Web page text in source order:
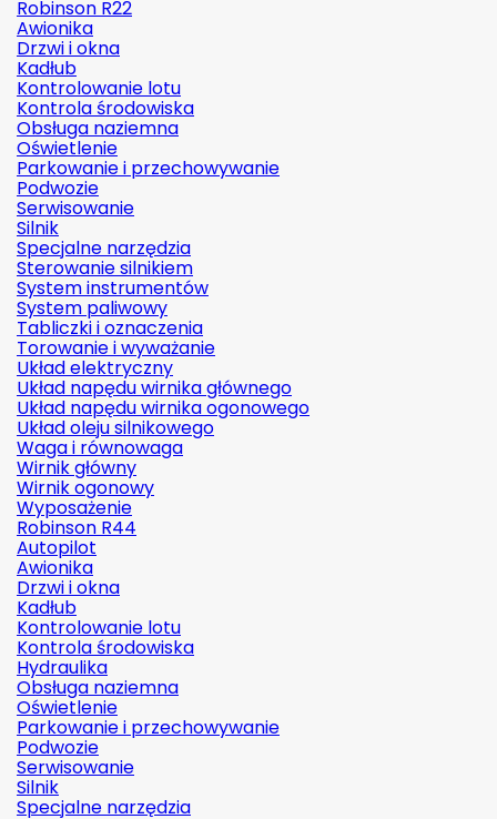
Robinson R22
Awionika
Drzwi i okna
Kadłub
Kontrolowanie lotu
Kontrola środowiska
Obsługa naziemna
Oświetlenie
Parkowanie i przechowywanie
Podwozie
Serwisowanie
Silnik
Specjalne narzędzia
Sterowanie silnikiem
System instrumentów
System paliwowy
Tabliczki i oznaczenia
Torowanie i wyważanie
Układ elektryczny
Układ napędu wirnika głównego
Układ napędu wirnika ogonowego
Układ oleju silnikowego
Waga i równowaga
Wirnik główny
Wirnik ogonowy
Wyposażenie
Robinson R44
Autopilot
Awionika
Drzwi i okna
Kadłub
Kontrolowanie lotu
Kontrola środowiska
Hydraulika
Obsługa naziemna
Oświetlenie
Parkowanie i przechowywanie
Podwozie
Serwisowanie
Silnik
Specjalne narzędzia